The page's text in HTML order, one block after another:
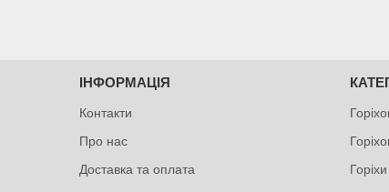
ІНФОРМАЦІЯ
Контакти
Про нас
Доставка та оплата
Горіхи